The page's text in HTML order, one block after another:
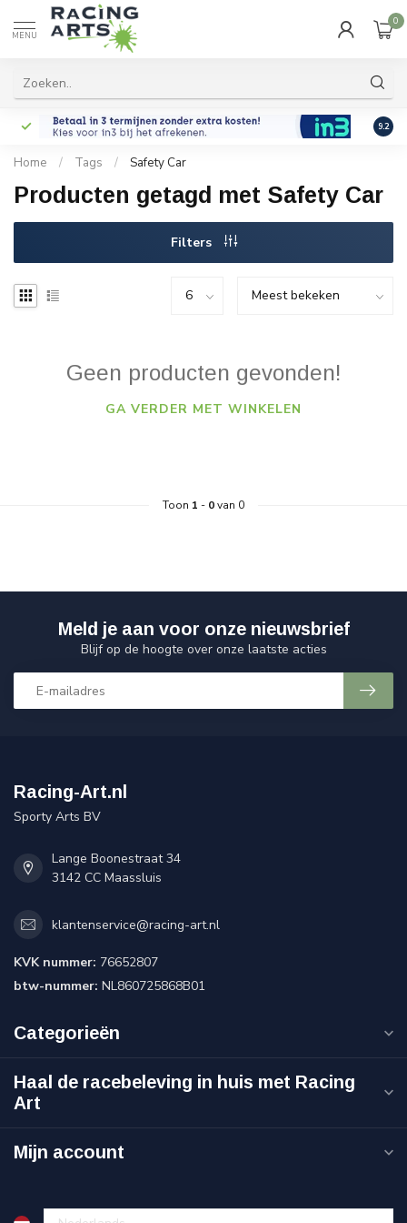
MENU
0
9.2
Home / Tags / Safety Car
Producten getagd met Safety Car
Filters
Geen producten gevonden!
GA VERDER MET WINKELEN
Toon 1 - 0van 0
Meld je aan voor onze nieuwsbrief
Blijf op de hoogte over onze laatste acties
Racing-Art.nl
Sporty Arts BV
Lange Boonestraat 34
3142 CC Maassluis
klantenservice@racing-art.nl
KVK nummer: 76652807
btw-nummer: NL860725868B01
Categorieën
Haal de racebeleving in huis met Racing
Art
Mijn account